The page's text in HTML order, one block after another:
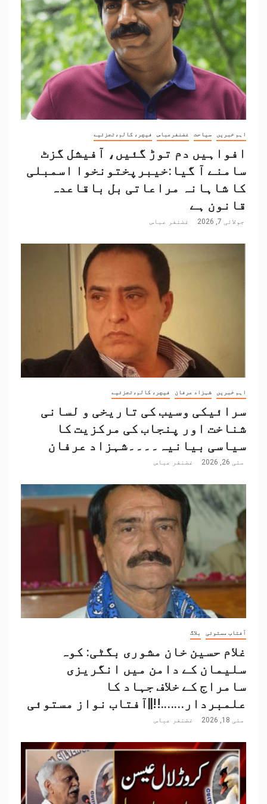
اہم خبریں سیاحت غضنفرعباس فیچر، کالم،تجزئیے
افواہیں دم توڑ گئیں، آفیشل گزٹ
سامنے آ گیا:خیبرپختونخوا اسمبلی
کا شاہانہ مراعاتی بل باقاعدہ
قانون ہے
جولائی 7, 2026 غضنفر عباس
اہم خبریں شہزاد عرفان فیچر، کالم،تجزئیے
سرائیکی وسیب کی تاریخی و لسانی
شناخت اور پنجاب کی مرکزیت کا
سیاسی بیانیہ۔۔۔۔شہزاد عرفان
مئی 26, 2026 غضنفر عباس
آفتاب مستوئی بلاگ
غلام حسین خان مشوری بگٹی: کوہ
سلیمان کے دامن میں انگریزی
سامراج کے خلاف جہاد کا
علمبردار…….!!||آفتاب نواز مستوئی
مئی 18, 2026 غضنفر عباس